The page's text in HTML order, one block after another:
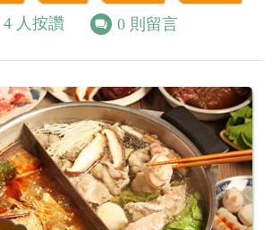
4 人按讚 0 則留言